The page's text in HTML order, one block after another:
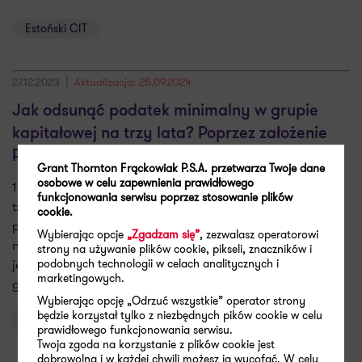
Estoński CIT
27.12.2023
Aktualizacja: 25.09.2024
Jak odsunąć podatek minimalny w grupie
kapitałowej na trzy lata? Poprzez założenie
PGK
1 stycznia 2024 r. zaczęły obowiązywać przepisy dotyczące
tzw. podatku minimalnego. W praktyce obowiązek został
przewidziany dla podatników, którzy osiągnęli straty lub
niską rentowność w danym roku podatkowym. Zwracamy
jednak uwagę na możliwość jego odsunięcia przez niektóre
grupy kapitałowe o nawet trzy lata.
Kancelaria prawna Podatek minimalny
Grant Thornton Frąckowiak P.S.A. przetwarza Twoje dane
osobowe w celu zapewnienia prawidłowego
funkcjonowania serwisu poprzez stosowanie plików
cookie.
Wybierając opcje„Zgadzam się”, zezwalasz operatorowi
strony na używanie plików cookie, pikseli, znaczników i
podobnych technologii w celach analitycznych i
marketingowych.
Wybierając opcję „Odrzuć wszystkie” operator strony
będzie korzystał tylko z niezbędnych pików cookie w celu
prawidłowego funkcjonowania serwisu.
Twoja zgoda na korzystanie z plików cookie jest
dobrowolna i w każdej chwili możesz ją wycofać. W celu